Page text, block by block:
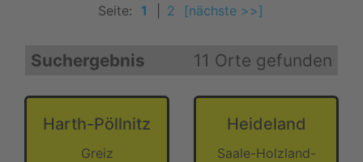
Seite: 1 2 [nächste >>]
11 Orte gefunden
Suchergebnis
Harth-Pöllnitz
Greiz
Heideland
Saale-Holzland-